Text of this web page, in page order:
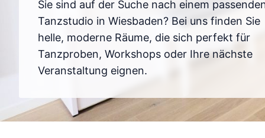
Sie sind auf der Suche nach einem
Tanzstudio in Wiesbaden? Bei uns finden Sie
helle, moderne Räume, die sich perfekt für
Tanzproben, Workshops oder Ihre nächste
Veranstaltung eignen.